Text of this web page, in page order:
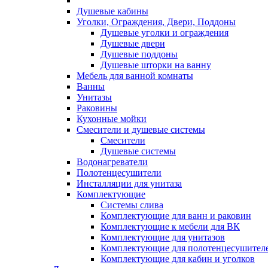
Душевые кабины
Уголки, Ограждения, Двери, Поддоны
Душевые уголки и ограждения
Душевые двери
Душевые поддоны
Душевые шторки на ванну
Мебель для ванной комнаты
Ванны
Унитазы
Раковины
Кухонные мойки
Смесители и душевые системы
Смесители
Душевые системы
Водонагреватели
Полотенцесушители
Инсталляции для унитаза
Комплектующие
Системы слива
Комплектующие для ванн и раковин
Комплектующие к мебели для ВК
Комплектующие для унитазов
Комплектующие для
Комплектующие для кабин и уголков